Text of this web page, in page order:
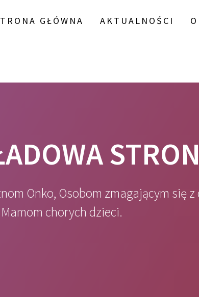
GŁÓWNA AKTUALNOŚCI
Onko, Osobom zmagającym się
Mamom chorych dzieci.